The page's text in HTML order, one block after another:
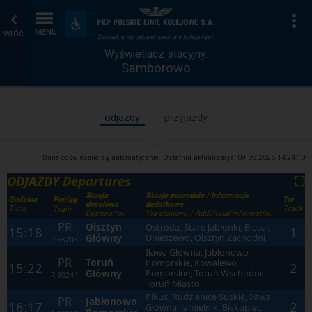
wróć MENU
Dostępność
i
udogodnienia
Wyświetlacz
stacyjny
Strona
główna
Wyświetlacz stacyjny:
Samborowo
odjazdy przyjazdy
Dane odświeżane są automatycznie. Ostatnia aktualizacja: 09.08.2026 14:24:10
ODJAZDY Departures ⛶
Godzina
Time
Pociąg
Train
Stacja
docelowa
Destination
Stacje pośrednie / Informacje
dodatkowe
Via stations / Additional information
Tor
Track
15:18 PR
R 55205
Olsztyn
Główny
Ostróda, Stare Jabłonki, Biesal,
Unieszewo, Olsztyn Zachodni
1
15:22 PR
R 90244
Toruń
Główny
Iława Główna, Jabłonowo
Pomorskie, Kowalewo
Pomorskie, Toruń Wschodni,
Toruń Miasto
2
16:17 PR
Jabłonowo
Pikus, Rudzienice Suskie, Iława
Główna, Jamielnik, Biskupiec
2